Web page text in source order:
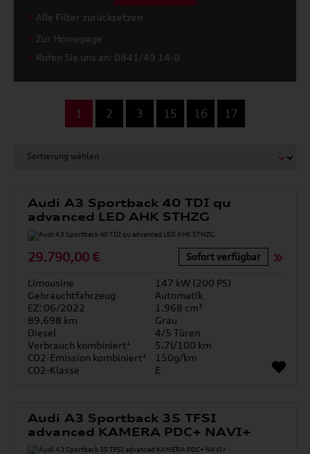
Alle Filter zurücksetzen
Zur Homepage
Rufen Sie uns an: 0841/49 14-0
1 2 3 15 16 17
Audi A3 Sportback 40 TDI qu
advanced LED AHK STHZG
29.790,00 € Sofort verfügbar
Limousine
147 kW (200 PS)
Gebrauchtfahrzeug
Automatik
EZ: 06/2022
1.968 cm³
89.698 km
Grau
Diesel
4/5 Türen
Verbrauch kombiniert¹
5.7l/100 km
CO2-Emission kombiniert¹
150g/km
CO2-Klasse
E
Audi A3 Sportback 35 TFSI
advanced KAMERA PDC+ NAVI+